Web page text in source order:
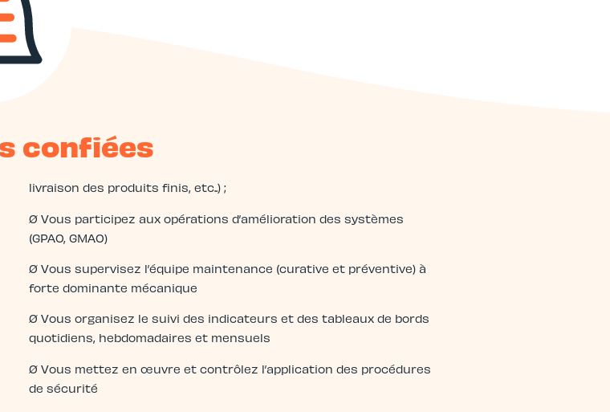
confiées
livraison des produits finis, etc..) ;
Ø Vous participez aux opérations d’amélioration des systèmes
(GPAO, GMAO)
Ø Vous supervisez l’équipe maintenance (curative et préventive) à
forte dominante mécanique
Ø Vous organisez le suivi des indicateurs et des tableaux de bords
quotidiens, hebdomadaires et mensuels
Ø Vous mettez en œuvre et contrôlez l’application des procédures
de sécurité